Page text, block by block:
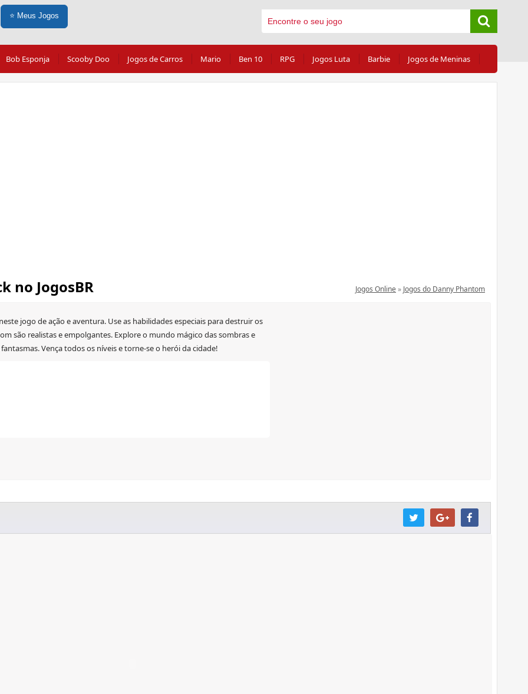
⭐ Meus Jogos
Bob Esponja Scooby Doo Jogos de Carros Mario Ben 10 RPG Jogos Luta Barbie Jogos de Meninas
no JogosBR Jogos Online» Jogos do Danny Phantom
jogo de ação e aventura. Use as habilidades especiais para destruir os
são realistas e empolgantes. Explore o mundo mágico das sombras e
Vença todos os níveis e torne-se o herói da cidade!